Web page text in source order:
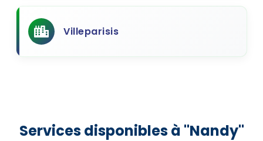
Villeparisis
Services disponibles à "Nandy"